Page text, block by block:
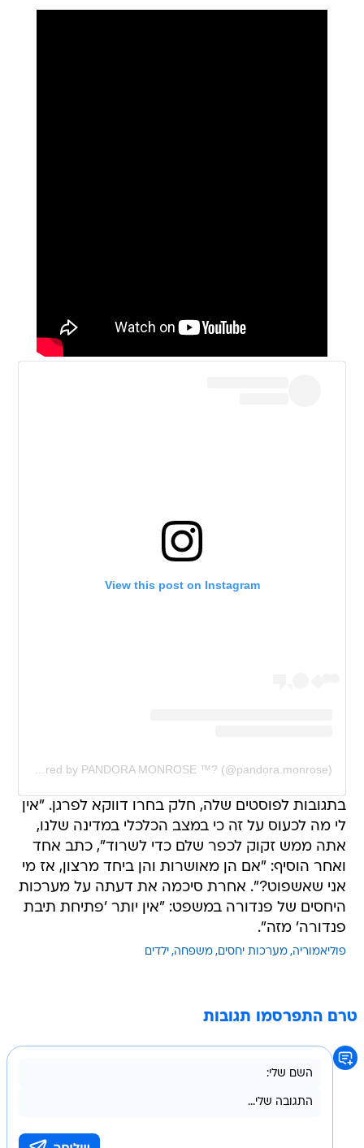
View this post on Instagram
בתגובות לפוסטים שלה, חלק בחרו דווקא לפרגן. "אין
לי מה לכעוס על זה כי במצב הכלכלי במדינה שלנו,
אתה ממש זקוק לכפר שלם כדי לשרוד", כתב אחד
ואחר הוסיף: "אם הן מאושרות והן ביחד מרצון, אז מי
אני שאשפוט?". אחרת סיכמה את דעתה על מערכות
היחסים של פנדורה במשפט: "אין יותר 'פתיחת תיבת
פנדורה' מזה".
פוליאמוריה מערכות יחסים משפחה ילדים
טרם התפרסמו תגובות